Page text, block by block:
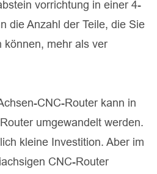
vorrichtung in einer 4-
die Anzahl der Teile, die Sie
können, mehr als ver
CNC-Router kann in
umgewandelt werden.
kleine Investition. Aber im
CNC-Router